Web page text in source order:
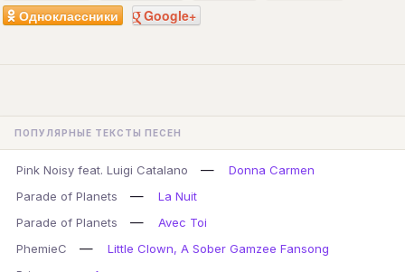
Одноклассники
Google+
ПОПУЛЯРНЫЕ ТЕКСТЫ ПЕСЕН
Pink Noisy feat. Luigi Catalano —
Donna Carmen
Parade of Planets
—
La Nuit
Parade of Planets
—
Avec Toi
PhemieC
—
Little Clown, A Sober Gamzee Fansong